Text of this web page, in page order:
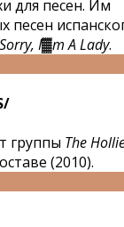
для песен. Им
песен
Sorry, I▓m A Lady.
группы The
(2010).